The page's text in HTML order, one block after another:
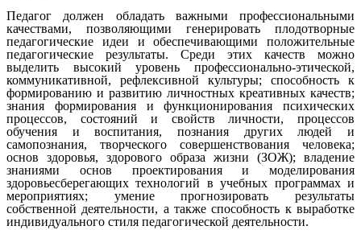
Педагог должен обладать важными профессиональными
качествами, позволяющими генерировать плодотворные
педагогические идеи и обеспечивающими положительные
педагогические результаты. Среди этих качеств можно
выделить высокий уровень профессионально-этической,
коммуникативной, рефлексивной культуры; способность к
формированию и развитию личностных креативных качеств;
знания формирования и функционирования психических
процессов, состояний и свойств личности, процессов
обучения и воспитания, познания других людей и
самопознания, творческого совершенствования человека;
основ здоровья, здорового образа жизни (ЗОЖ); владение
знаниями основ проектирования и моделирования
здоровьесберегающих технологий в учебных программах и
мероприятиях; умение прогнозировать результаты
собственной деятельности, а также способность к выработке
индивидуального стиля педагогической деятельности.